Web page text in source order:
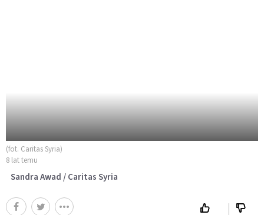
(fot. Caritas Syria)
8 lat temu
Sandra Awad / Caritas Syria